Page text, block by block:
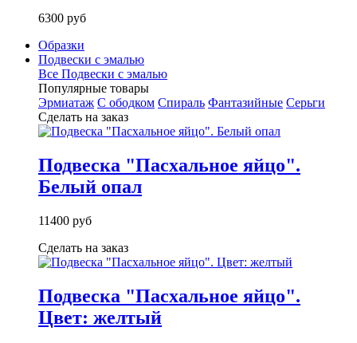
6300 руб
Образки
Подвески с эмалью
Все Подвески с эмалью
Популярные товары
Эрмиатаж С ободком Спираль Фантазийные Серьги
Сделать на заказ
Подвеска "Пасхальное яйцо".
Белый опал
11400 руб
Сделать на заказ
Подвеска "Пасхальное яйцо".
Цвет: желтый